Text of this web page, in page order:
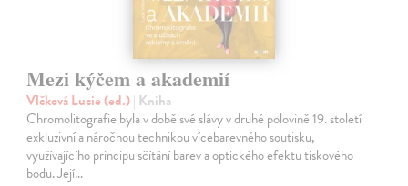
Mezi kýčem a akademií
Vlčková Lucie (ed.)| Kniha
Chromolitografie byla v době své slávy v druhé polovině 19. století
exkluzivní a náročnou technikou vícebarevného soutisku,
využívajícího principu sčítání barev a optického efektu tiskového
bodu. Její…